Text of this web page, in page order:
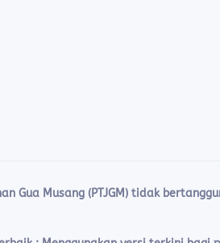
Gua Musang (PTJGM) tidak